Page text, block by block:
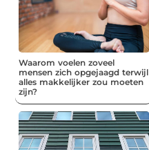
Waarom voelen zoveel
mensen zich opgejaagd terwijl
alles makkelijker zou moeten
zijn?